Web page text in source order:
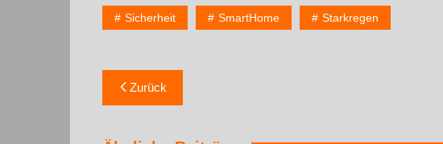
Sicherheit SmartHome Starkregen
Zurück